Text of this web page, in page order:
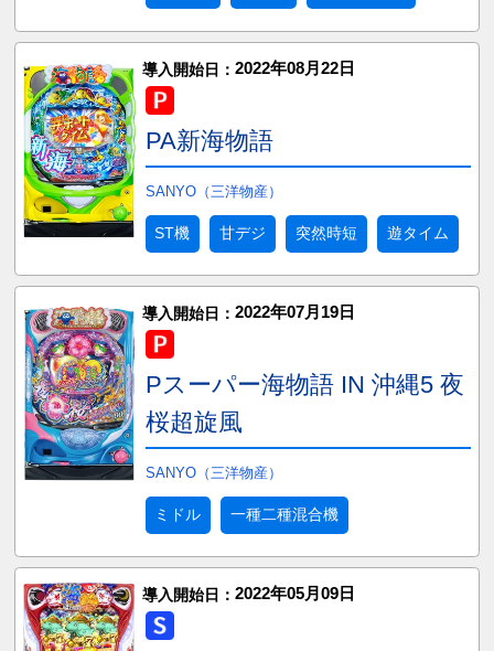
導入開始日： 2022年08月22日
PA新海物語
SANYO（三洋物産）
ST機 甘デジ 突然時短 遊タイム
導入開始日： 2022年07月19日
Pスーパー海物語 IN 沖縄5 夜
桜超旋風
SANYO（三洋物産）
ミドル 一種二種混合機
導入開始日： 2022年05月09日